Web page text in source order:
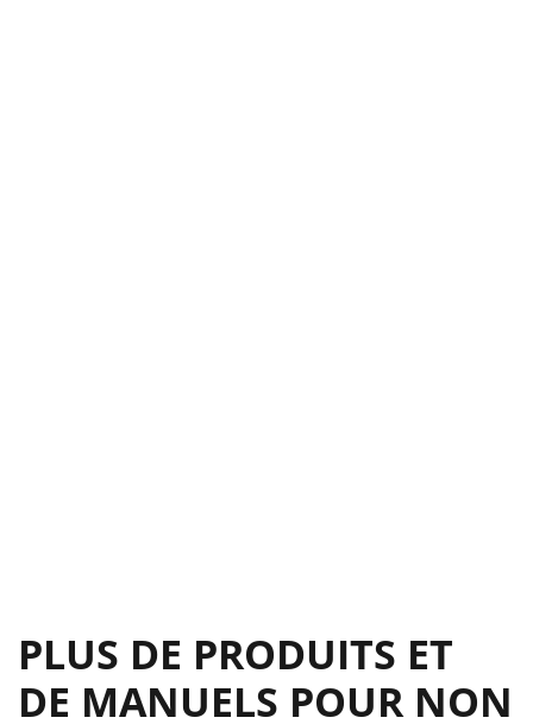
PLUS DE PRODUITS ET
DE MANUELS POUR NON